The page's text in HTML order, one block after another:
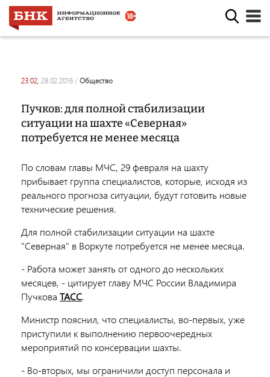
23:02, 28.02.2016 / общество
Пучков: для полной стабилизации
ситуации на шахте «Северная»
потребуется не менее месяца
По словам главы МЧС, 29 февраля на шахту
прибывает группа специалистов, которые, исходя из
реального прогноза ситуации, будут готовить новые
технические решения.
Для полной стабилизации ситуации на шахте
"Северная" в Воркуте потребуется не менее месяца.
- Работа может занять от одного до нескольких
месяцев, - цитирует главу МЧС России Владимира
Пучкова ТАСС.
Министр пояснил, что специалисты, во-первых, уже
приступили к выполнению первоочередных
мероприятий по консервации шахты.
- Во-вторых, мы ограничили доступ персонала и